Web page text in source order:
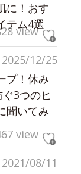
に！おす
テム4選
view
2025/12/25
プ！休み
ぐ3つのヒ
聞いてみ
view
2021/08/11